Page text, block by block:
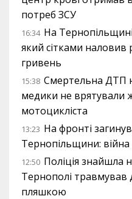
потреб ЗСУ
16:34 На
який сітками наловив
гривень
15:38 Смертельна ДТП
медики не врятували
мотоцикліста
13:23 На фронті
Тернопільщини:
12:50 Поліція знайшла
Тернополі
пляшкою